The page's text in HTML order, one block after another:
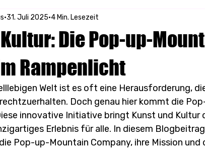
Die Pop-up-
Rampenlicht
31. Juli 2025 4 Min. Lesezeit
Welt ist es oft eine Herausforderung,
Doch genau hier kommt die
innovative Initiative bringt Kunst und Kultur
Erlebnis für alle. In diesem
Pop-up-Mountain Company, ihre Mission und